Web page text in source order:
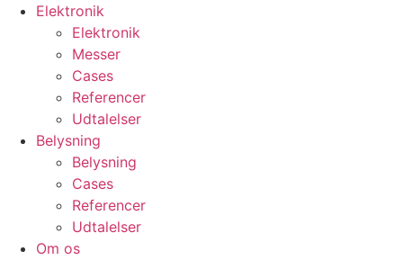
Elektronik
Elektronik
Messer
Cases
Referencer
Udtalelser
Belysning
Belysning
Cases
Referencer
Udtalelser
Om os